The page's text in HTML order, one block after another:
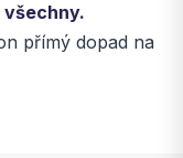
všechny.
přímý dopad na